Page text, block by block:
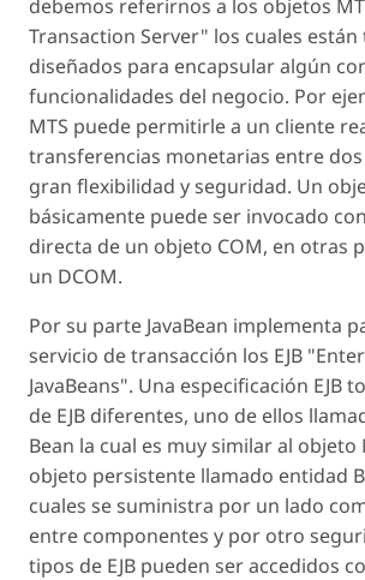
debemos referirnos a los objetos
Transaction Server" los cuales
diseñados para encapsular algún
funcionalidades del negocio. Por
MTS puede permitirle a un cliente
transferencias monetarias entre
gran flexibilidad y seguridad. Un
básicamente puede ser invocado
directa de un objeto COM, en otras
un DCOM.
Por su parte JavaBean implementa
servicio de transacción los EJB
JavaBeans". Una especificación EJB
de EJB diferentes, uno de ellos
Bean la cual es muy similar al objeto
objeto persistente llamado entidad
cuales se suministra por un lado
entre componentes y por otro
tipos de EJB pueden ser accedidos